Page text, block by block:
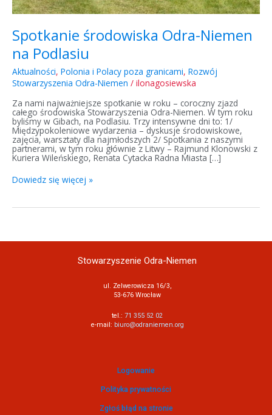
Spotkanie środowiska Odra-Niemen
na Podlasiu
Aktualności, Polonia i Polacy poza granicami, Rozwój
Stowarzyszenia Odra-Niemen / ilonagosiewska
Za nami najważniejsze spotkanie w roku – coroczny zjazd
całego środowiska Stowarzyszenia Odra-Niemen. W tym roku
byliśmy w Gibach, na Podlasiu. Trzy intensywne dni to: 1/
Międzypokoleniowe wydarzenia – dyskusje środowiskowe,
zajęcia, warsztaty dla najmłodszych 2/ Spotkania z naszymi
partnerami, w tym roku głównie z Litwy – Rajmund Klonowski z
Kuriera Wileńskiego, Renata Cytacka Radna Miasta […]
Dowiedz się więcej »
Stowarzyszenie Odra-Niemen
ul. Zelwerowicza 16/3,
53-676 Wrocław
tel.: 71 355 52 02
e-mail: biuro@odraniemen.org
Logowanie
Polityka prywatności
Zgłoś błąd na stronie